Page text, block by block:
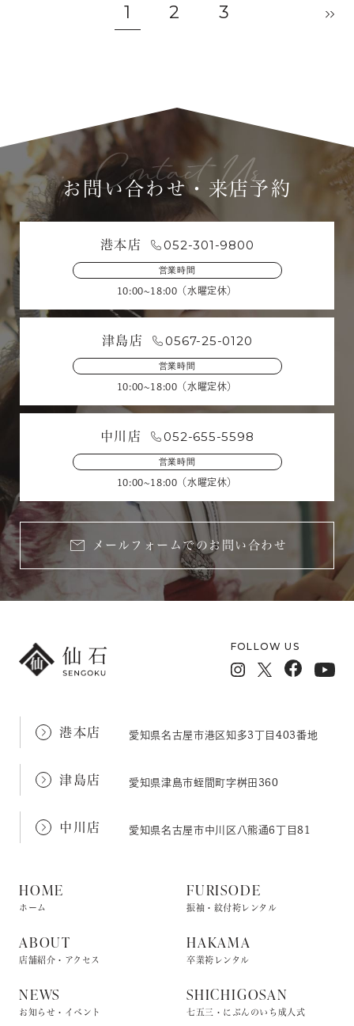
1 2 3
お問い合わせ・来店予約
港本店 052-301-9800
営業時間
10:00~18:00（水曜定休）
津島店 0567-25-0120
営業時間
10:00~18:00（水曜定休）
中川店 052-655-5598
営業時間
10:00~18:00（水曜定休）
メールフォームでのお問い合わせ
FOLLOW US
港本店 愛知県名古屋市港区知多3丁目403番地
津島店 愛知県津島市蛭間町字桝田360
中川店 愛知県名古屋市中川区八熊通6丁目81
HOME
ホーム
ABOUT
店舗紹介・アクセス
NEWS
お知らせ・イベント
FURISODE
振袖・紋付袴レンタル
HAKAMA
卒業袴レンタル
SHICHIGOSAN
七五三・にぶんのいち成人式